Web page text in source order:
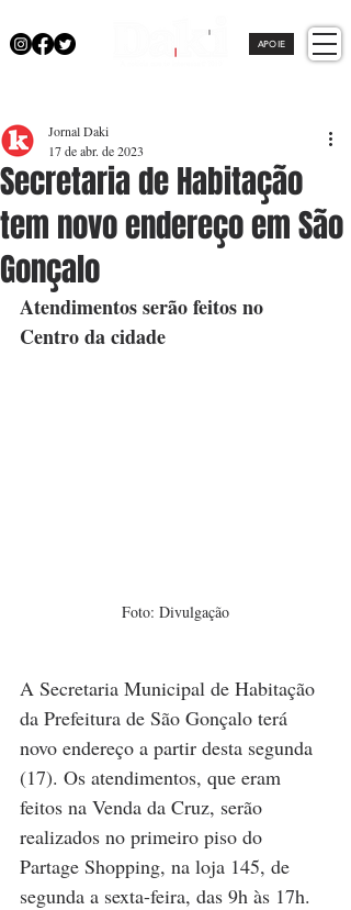
APOIE
Secretaria de Habitação
tem novo endereço em São
Gonçalo
Jornal Daki
17 de abr. de 2023
Atendimentos serão feitos no
Centro da cidade
Foto: Divulgação
A Secretaria Municipal de Habitação
da Prefeitura de São Gonçalo terá
novo endereço a partir desta segunda
(17). Os atendimentos, que eram
feitos na Venda da Cruz, serão
realizados no primeiro piso do
Partage Shopping, na loja 145, de
segunda a sexta-feira, das 9h às 17h.